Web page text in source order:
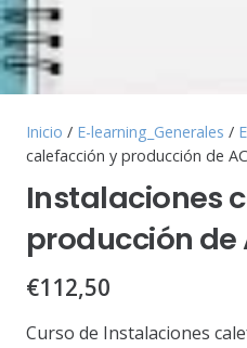
Inicio / E-learning_Generales /
calefacción y producción de
Instalaciones
producción de
€112,50
Curso de Instalaciones